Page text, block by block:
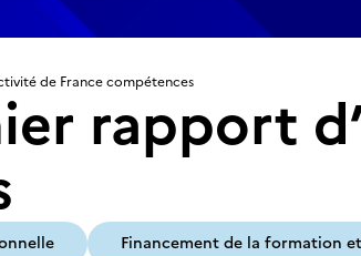
de France compétences
rapport
Financement de la formation